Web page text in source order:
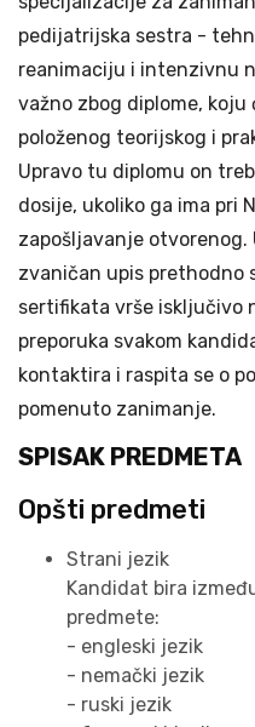
pedijatrijska sestra -
reanimaciju i intenzivnu
važno zbog diplome,
položenog teorijskog i
Upravo tu diplomu on
dosije, ukoliko ga ima pri
zapošljavanje otvorenog.
zvaničan upis prethodno
sertifikata vrše isključivo
preporuka svakom
kontaktira i raspita se o
pomenuto zanimanje.
SPISAK PREDMETA
Opšti predmeti
Strani jezik
Kandidat bira
predmete:
- engleski jezik
- nemački jezik
- ruski jezik